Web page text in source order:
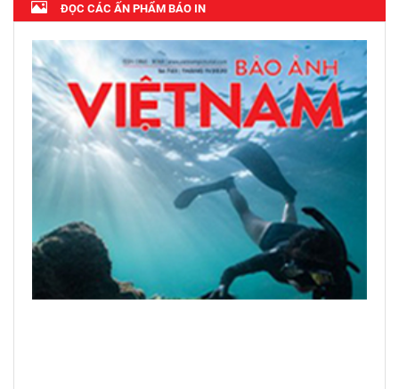
ĐỌC CÁC ẤN PHẨM BÁO IN